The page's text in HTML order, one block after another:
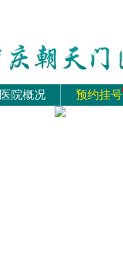
医院概况 预约挂号